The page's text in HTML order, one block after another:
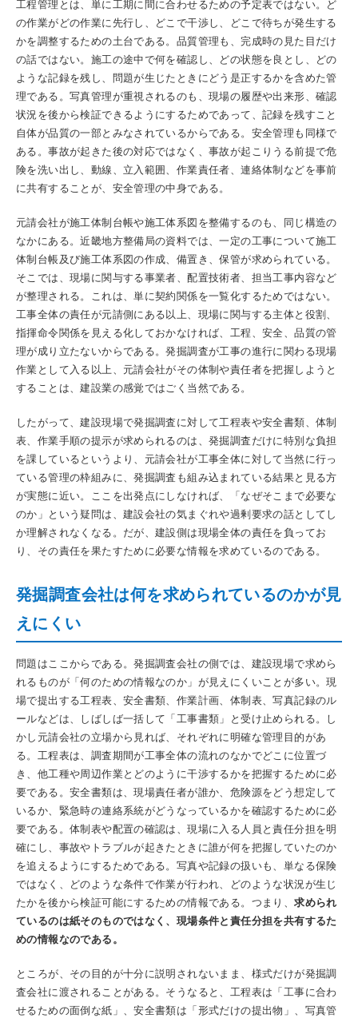
工程管理とは、単に工期に間に合わせるための予定表ではない。ど
の作業がどの作業に先行し、どこで干渉し、どこで待ちが発生する
かを調整するための土台である。品質管理も、完成時の見た目だけ
の話ではない。施工の途中で何を確認し、どの状態を良とし、どの
ような記録を残し、問題が生じたときにどう是正するかを含めた管
理である。写真管理が重視されるのも、現場の履歴や出来形、確認
状況を後から検証できるようにするためであって、記録を残すこと
自体が品質の一部とみなされているからである。安全管理も同様で
ある。事故が起きた後の対応ではなく、事故が起こりうる前提で危
険を洗い出し、動線、立入範囲、作業責任者、連絡体制などを事前
に共有することが、安全管理の中身である。
元請会社が施工体制台帳や施工体系図を整備するのも、同じ構造の
なかにある。近畿地方整備局の資料では、一定の工事について施工
体制台帳及び施工体系図の作成、備置き、保管が求められている。
そこでは、現場に関与する事業者、配置技術者、担当工事内容など
が整理される。これは、単に契約関係を一覧化するためではない。
工事全体の責任が元請側にある以上、現場に関与する主体と役割、
指揮命令関係を見える化しておかなければ、工程、安全、品質の管
理が成り立たないからである。発掘調査が工事の進行に関わる現場
作業として入る以上、元請会社がその体制や責任者を把握しようと
することは、建設業の感覚ではごく当然である。
したがって、建設現場で発掘調査に対して工程表や安全書類、体制
表、作業手順の提示が求められるのは、発掘調査だけに特別な負担
を課しているというより、元請会社が工事全体に対して当然に行っ
ている管理の枠組みに、発掘調査も組み込まれている結果と見る方
が実態に近い。ここを出発点にしなければ、「なぜそこまで必要な
のか」という疑問は、建設会社の気まぐれや過剰要求の話としてし
か理解されなくなる。だが、建設側は現場全体の責任を負ってお
り、その責任を果たすために必要な情報を求めているのである。
発掘調査会社は何を求められているのかが見
えにくい
問題はここからである。発掘調査会社の側では、建設現場で求めら
れるものが「何のための情報なのか」が見えにくいことが多い。現
場で提出する工程表、安全書類、作業計画、体制表、写真記録のル
ールなどは、しばしば一括して「工事書類」と受け止められる。し
かし元請会社の立場から見れば、それぞれに明確な管理目的があ
る。工程表は、調査期間が工事全体の流れのなかでどこに位置づ
き、他工種や周辺作業とどのように干渉するかを把握するために必
要である。安全書類は、現場責任者が誰か、危険源をどう想定して
いるか、緊急時の連絡系統がどうなっているかを確認するために必
要である。体制表や配置の確認は、現場に入る人員と責任分担を明
確にし、事故やトラブルが起きたときに誰が何を把握していたのか
を追えるようにするためである。写真や記録の扱いも、単なる保険
ではなく、どのような条件で作業が行われ、どのような状況が生じ
たかを後から検証可能にするための情報である。つまり、求められ
ているのは紙そのものではなく、現場条件と責任分担を共有するた
めの情報なのである。
ところが、その目的が十分に説明されないまま、様式だけが発掘調
査会社に渡されることがある。そうなると、工程表は「工事に合わ
せるための面倒な紙」、安全書類は「形式だけの提出物」、写真管